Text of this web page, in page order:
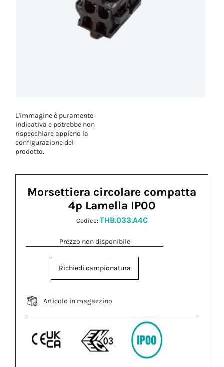
L'immagine è puramente
indicativa e potrebbe non
rispecchiare appieno la
configurazione del
prodotto.
Morsettiera circolare compatta
4p Lamella IP00
Codice: THB.033.A4C
Prezzo non disponibile
Richiedi campionatura
Articolo in magazzino